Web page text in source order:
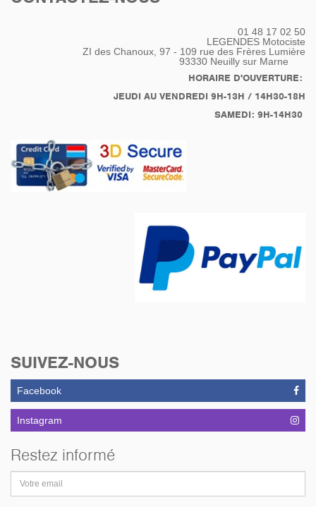
Rotation du garde boue
au future acquéreur.
latérales respectant la
ligne de la moto.
Réservoir fabriqué sur
mesure de 28 Litres en
ça alimenté part un
assure une bonne
saine et un résultat des
plus épuré.
mesure, double sortie de
Carburateurs Dellorto de
01 48 17 02 50
LEGENDES Motociste
ZI des Chanoux, 97 - 109 rue des Frères Lumière
93330 Neuilly sur Marne
HORAIRE D'OUVERTURE:
JEUDI AU VENDREDI 9H-13H / 14H30-18H
SAMEDI: 9H-14H30
SUIVEZ-NOUS
Facebook
Instagram
Restez informé
email